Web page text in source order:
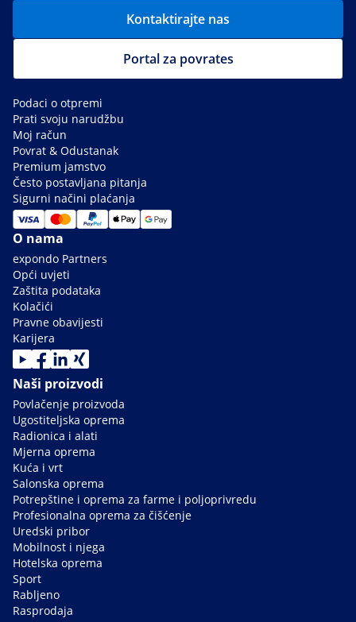
Kontaktirajte nas
Portal za povrates
Podaci o otpremi
Prati svoju narudžbu
Moj račun
Povrat & Odustanak
Premium jamstvo
Često postavljana pitanja
Sigurni načini plaćanja
O nama
expondo Partners
Opći uvjeti
Zaštita podataka
Kolačići
Pravne obavijesti
Karijera
Naši proizvodi
Povlačenje proizvoda
Ugostiteljska oprema
Radionica i alati
Mjerna oprema
Kuća i vrt
Salonska oprema
Potrepštine i oprema za farme i poljoprivredu
Profesionalna oprema za čišćenje
Uredski pribor
Mobilnost i njega
Hotelska oprema
Sport
Rabljeno
Rasprodaja